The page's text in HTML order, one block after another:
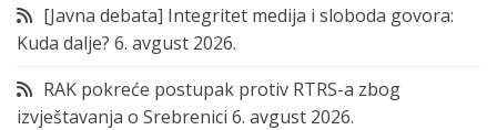
[Javna debata] Integritet medija i sloboda govora:
Kuda dalje? 6. avgust 2026.
RAK pokreće postupak protiv RTRS-a zbog
izvještavanja o Srebrenici 6. avgust 2026.